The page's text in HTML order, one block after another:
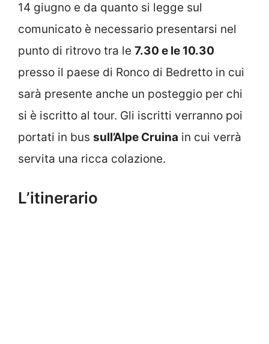
14 giugno e da quanto si legge sul
comunicato è necessario presentarsi nel
punto di ritrovo tra le 7.30 e le 10.30
presso il paese di Ronco di Bedretto in cui
sarà presente anche un posteggio per chi
si è iscritto al tour. Gli iscritti verranno poi
portati in bus sull’Alpe Cruina in cui verrà
servita una ricca colazione.
L’itinerario